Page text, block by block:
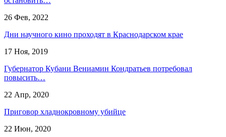
26 Фев, 2022
Дни научного кино проходят в Краснодарском крае
17 Ноя, 2019
Губернатор Кубани Вениамин Кондратьев потребовал
повысить…
22 Апр, 2020
Приговор хладнокровному убийце
22 Июн, 2020